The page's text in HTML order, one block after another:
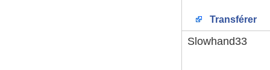
Transférer
Slowhand33